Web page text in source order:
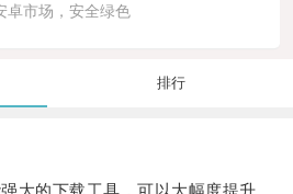
卓市场，安全绿色
排行